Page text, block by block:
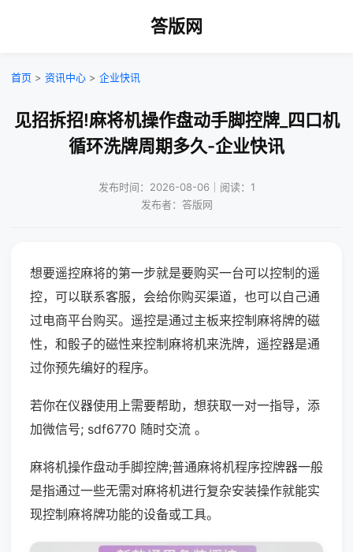
答版网
首页 > 资讯中心 > 企业快讯
见招拆招!麻将机操作盘动手脚控牌_四口机
循环洗牌周期多久-企业快讯
发布时间：2026-08-06｜阅读：1
发布者：答版网
想要遥控麻将的第一步就是要购买一台可以控制的遥
控，可以联系客服，会给你购买渠道，也可以自己通
过电商平台购买。遥控是通过主板来控制麻将牌的磁
性，和骰子的磁性来控制麻将机来洗牌，遥控器是通
过你预先编好的程序。
若你在仪器使用上需要帮助，想获取一对一指导，添
加微信号; sdf6770 随时交流 。
麻将机操作盘动手脚控牌;普通麻将机程序控牌器一般
是指通过一些无需对麻将机进行复杂安装操作就能实
现控制麻将牌功能的设备或工具。